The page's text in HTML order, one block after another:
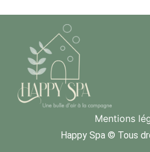
Mentions
Happy Spa © Tous